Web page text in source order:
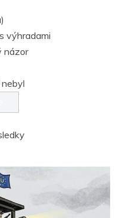
výhradami
názor